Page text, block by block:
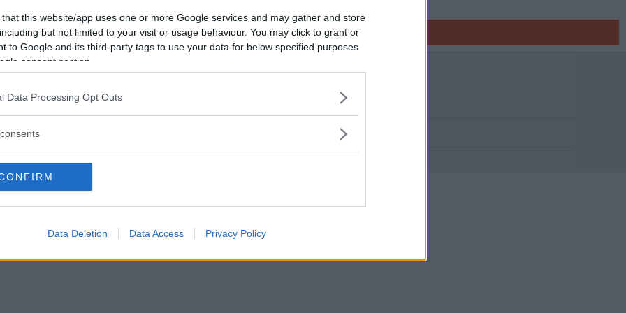
that this website/app uses one or more Google services and may gather and store
but not limited to your visit or usage behaviour. You may click to grant or
to Google and its third-party tags to use your data for below specified purposes
consent section.
Data Processing Opt Outs
Data Deletion Data Access Privacy Policy
Visa fler artiklar...
Copyright © 2016-2026 - Norpan.se
Cookies
Fråga Oraklet